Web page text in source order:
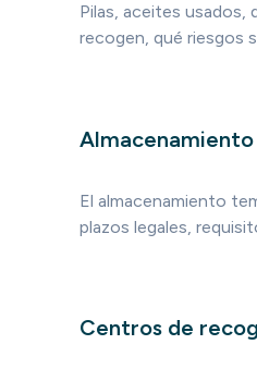
Pilas, aceites usados,
recogen, qué riesgos
El almacenamiento
plazos legales,
Centros de